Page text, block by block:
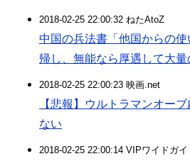
2018-02-25 22:00:32 ねたAtoZ
中国の兵法書「他国からの
帰し、無能なら厚遇して大量
2018-02-25 22:00:23 映画.net
【悲報】ウルトラマンオー
ない
2018-02-25 22:00:14 VIPワイドガイ